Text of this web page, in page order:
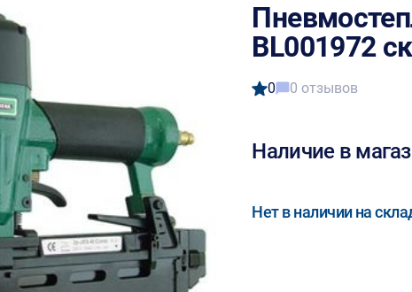
BL001972
0 0 отзывов
Наличие в
Нет в наличии на